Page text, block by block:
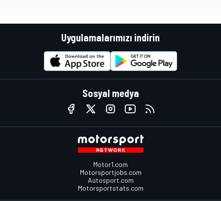
Uygulamalarımızı indirin
Sosyal medya
Motor1.com
Motorsportjobs.com
Autosport.com
Motorsportstats.com